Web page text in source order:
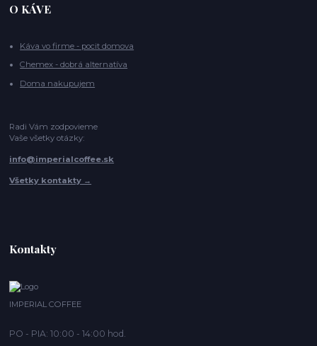
O KÁVE
Káva vo firme - pocit domova
Chemex - dobrá alternatíva
Doma nakupujem
Radi Vám zodpovieme
Vaše všetky otázky:
info@imperialcoffee.sk
Všetky kontakty →
Kontakty
IMPERIAL COFFEE
PO - PIA: 10:00 - 14:00 hod.